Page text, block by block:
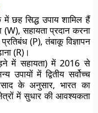
छह सिद्ध उपाय शामिल हैं
(W), सहायता प्रदान करना
(P), तंबाकू विज्ञापन
(R)।
में सहायता) में 2016 से
उपायों में द्वितीय सर्वोच्च
के अनुसार, भारत का
में सुधार की आवश्यकता